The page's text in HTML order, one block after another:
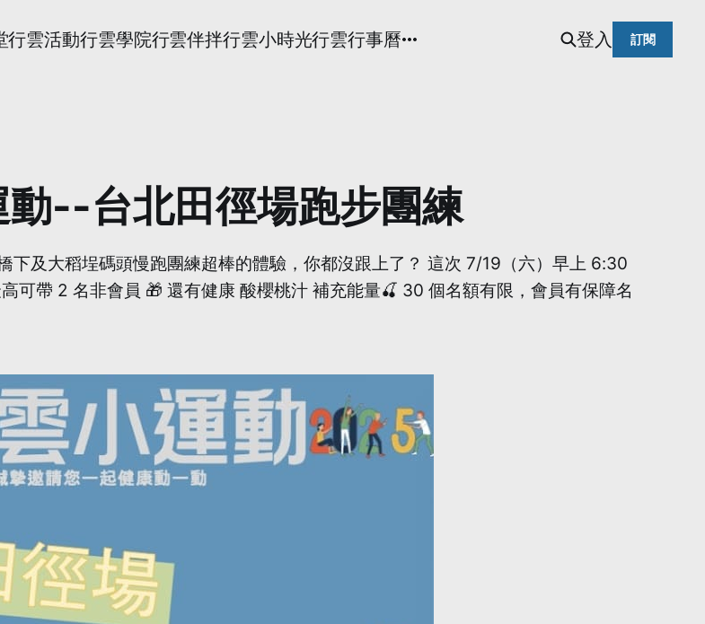
行雲活動行雲學院行雲伴拌行雲小時光行雲行事曆 登入 訂閱
--台北田徑場跑步團練
下及大稻埕碼頭慢跑團練超棒的體驗，你都沒跟上了？ 這次 7/19（六）早上 6:30
可帶 2 名非會員 🎁 還有健康 酸櫻桃汁 補充能量🍒 30 個名額有限，會員有保障名